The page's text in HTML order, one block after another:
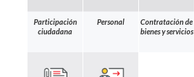
Participación
ciudadana
Personal
Contratación de
bienes y servicios